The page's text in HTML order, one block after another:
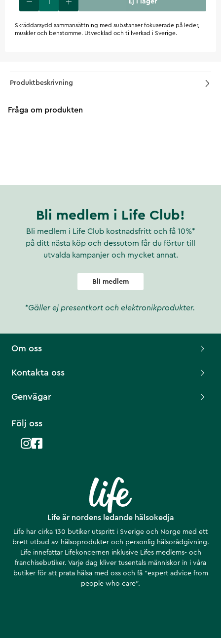
Ej i lager
Skräddarsydd sammansättning med substanser fokuserade på leder,
muskler och benstomme. Utvecklad och tillverkad i Sverige.
Produktbeskrivning
Fråga om produkten
Bli medlem i Life Club!
Bli medlem i Life Club kostnadsfritt och få 10%*
på ditt nästa köp och dessutom får du förtur till
utvalda kampanjer och mycket annat.
Bli medlem
*Gäller ej presentkort och elektronikprodukter.
Life är nordens ledande hälsokedja
Life har cirka 130 butiker utspritt i Sverige och Norge med ett
brett utbud av hälsoprodukter och personlig hälsorådgivning.
Life innefattar Lifekoncernen inklusive Lifes medlems- och
franchisebutiker. Varje dag kliver tusentals människor in i våra
butiker för att prata hälsa med oss och få ”expert advice from
people who care”.
Om oss
Kontakta oss
Genvägar
Följ oss